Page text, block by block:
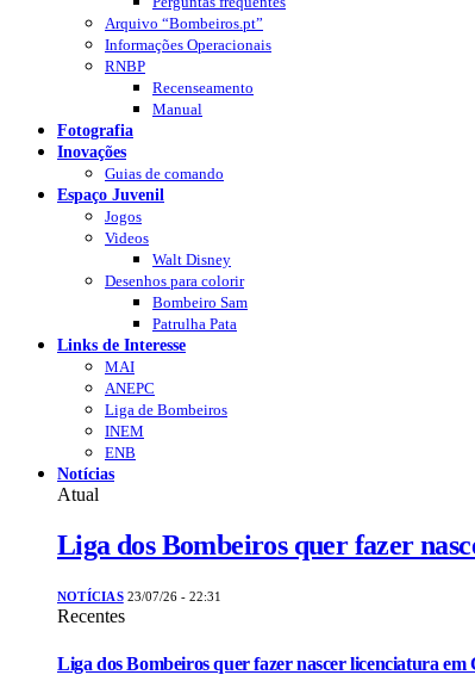
Arquivo “Bombeiros.pt”
Informações Operacionais
RNBP
Recenseamento
Manual
Fotografia
Inovações
Guias de comando
Espaço Juvenil
Jogos
Videos
Walt Disney
Desenhos para colorir
Bombeiro Sam
Patrulha Pata
Links de Interesse
MAI
ANEPC
Liga de Bombeiros
INEM
ENB
Notícias
Atual
Liga dos Bombeiros quer fazer
NOTÍCIAS 23/07/26 - 22:31
Recentes
Liga dos Bombeiros quer fazer nascer licenciatura em